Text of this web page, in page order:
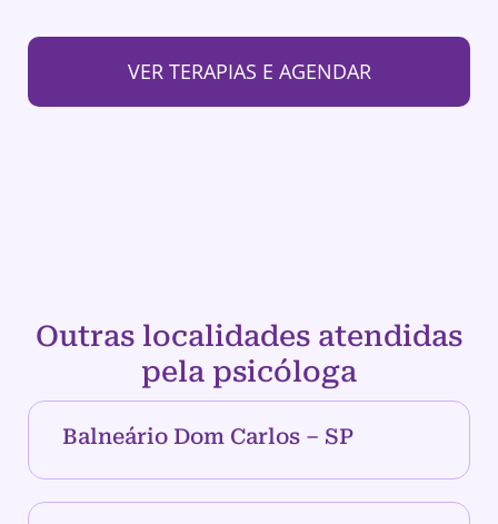
VER TERAPIAS E AGENDAR
Outras localidades atendidas
pela psicóloga
Balneário Dom Carlos – SP